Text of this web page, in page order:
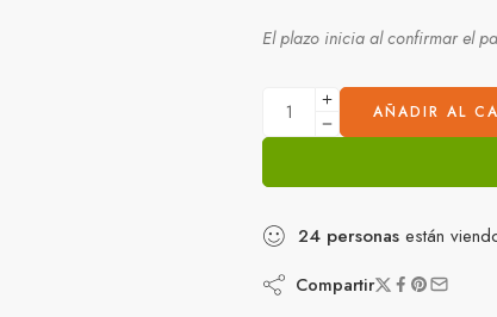
El plazo inicia al confirmar el
AÑADIR AL
24 personas están
Compartir